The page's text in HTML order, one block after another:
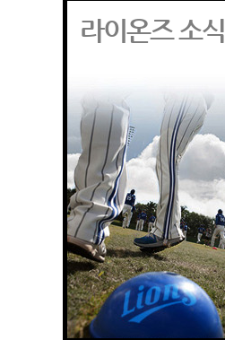
라이온즈 소식